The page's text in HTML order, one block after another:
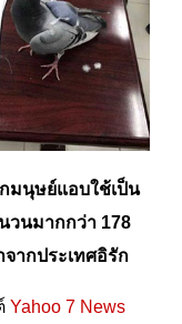
มนุษย์แอบใช้เป็น
วนมากกว่า 178
ากประเทศอิรัก
Yahoo 7 News